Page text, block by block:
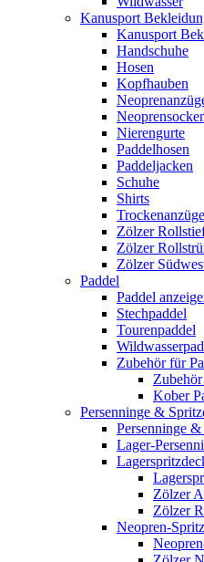
Kanusport
Kanusport
Handschuhe
Hosen
Kopfhauben
Nierengurte
Paddelhosen
Paddeljacken
Schuhe
Shirts
Trockenanzüge
Zölzer
Zölzer
Zölzer
Paddel
Paddel
Stechpaddel
Tourenpaddel
Zubehör für
Kober
Persenninge &
Persenninge
Lager-
Zölzer
Zölzer
Neopren-